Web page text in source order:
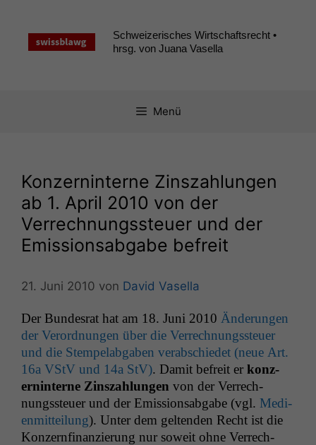
springen
Schweizerisches Wirtschaftsrecht •
hrsg. von Juana Vasella
Menü
Konzerninterne Zinszahlungen
ab 1. April 2010 von der
Verrechnungssteuer und der
Emissionsabgabe befreit
21. Juni 2010 von David Vasella
Der Bun­desrat hat am 18. Juni 2010 Änderun­gen
der Verord­nun­gen über die Ver­rech­nungss­teuer
und die Stem­pelab­gaben ver­ab­schiedet (neue Art.
16a VStV und 14a StV). Damit befre­it er konz­
ern­in­terne Zin­szahlun­gen von der Ver­rech­
nungss­teuer und der Emis­sion­s­ab­gabe (vgl. Medi­
en­mit­teilung). Unter dem gel­tenden Recht ist die
Konz­ern­fi­nanzierung nur soweit ohne Ver­rech­